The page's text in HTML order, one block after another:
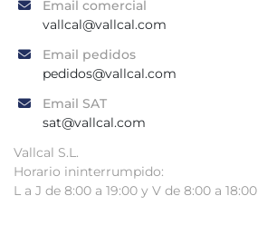
Email comercial
vallcal@vallcal.com
Email pedidos
pedidos@vallcal.com
Email SAT
sat@vallcal.com
Vallcal S.L.
Horario ininterrumpido:
L a J de 8:00 a 19:00 y V de 8:00 a 18:00